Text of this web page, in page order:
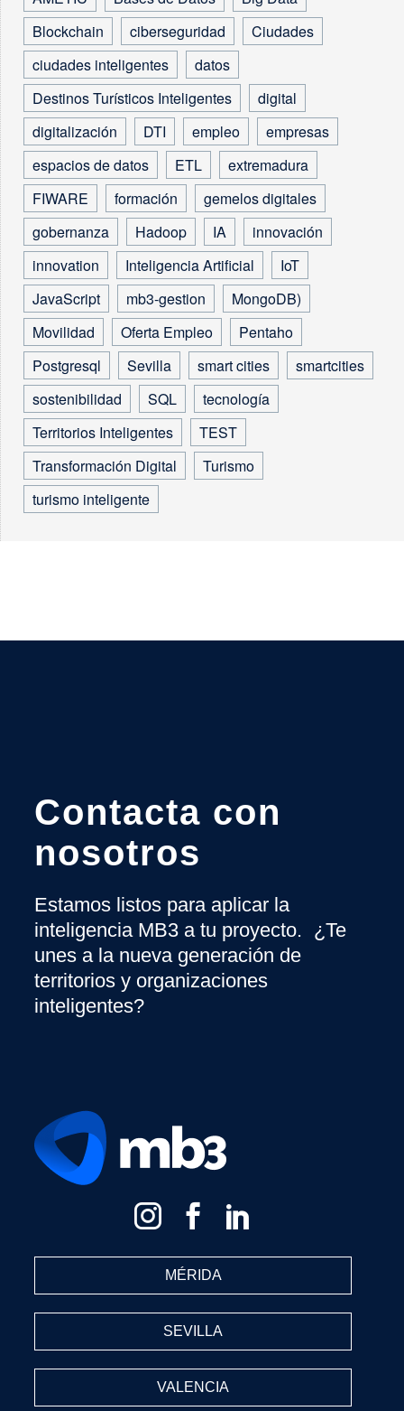
Blockchain
ciberseguridad
Ciudades
ciudades inteligentes
datos
Destinos Turísticos Inteligentes
digital
digitalización
DTI empleo
empresas
espacios de datos
ETL
extremadura
FIWARE
formación
gemelos digitales
gobernanza
Hadoop IA
innovación
innovation
Inteligencia Artificial
IoT
JavaScript
mb3-gestion
MongoDB)
Movilidad
Oferta Empleo
Pentaho
Postgresql
Sevilla smart cities
smartcities
sostenibilidad
SQL
tecnología
Territorios Inteligentes
TEST
Transformación Digital
Turismo
turismo inteligente
Contacta con
nosotros
Estamos listos para aplicar la
inteligencia MB3 a tu proyecto. ¿Te
unes a la nueva generación de
territorios y organizaciones
inteligentes?
MÉRIDA
SEVILLA
VALENCIA